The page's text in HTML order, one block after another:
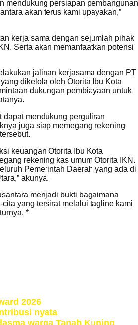
mendukung persiapan pembangunan
akan terus kami upayakan,”
kerja sama dengan sejumlah pihak
Serta akan memanfaatkan potensi
jalinan kerjasama dengan PT
dikelola oleh Otorita Ibu Kota
dukungan pembiayaan untuk
dapat mendukung perguliran
juga siap memegang rekening
keuangan Otorita Ibu Kota
rekening kas umum Otorita IKN.
Pemerintah Daerah yang ada di
akunya.
menjadi bukti bagaimana
yang tersirat melalui tagline kami
*
2026
nyata
warga Tanah Kuning